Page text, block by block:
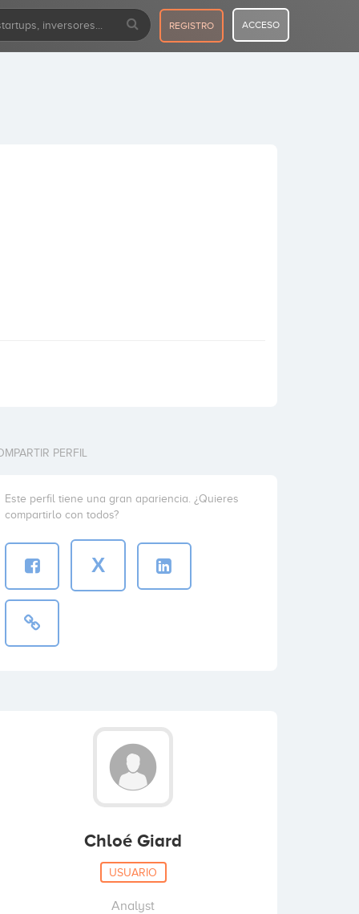
REGISTRO ACCESO
PERFIL
Este perfil tiene una gran apariencia. ¿Quieres
compartirlo con todos?
X
Chloé Giard
USUARIO
Analyst